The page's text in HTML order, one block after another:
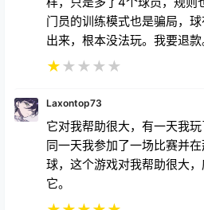
后游戏就会让球直接射进守
一款VR长曲棍球游戏很酷，
前把球踢开然后把防守队员
点难了。
★★★★
burgerboi9144
我买了这个DLC，以为10v10
就像在玩真正的游戏一样。结
样，只是多了4个球员，规则